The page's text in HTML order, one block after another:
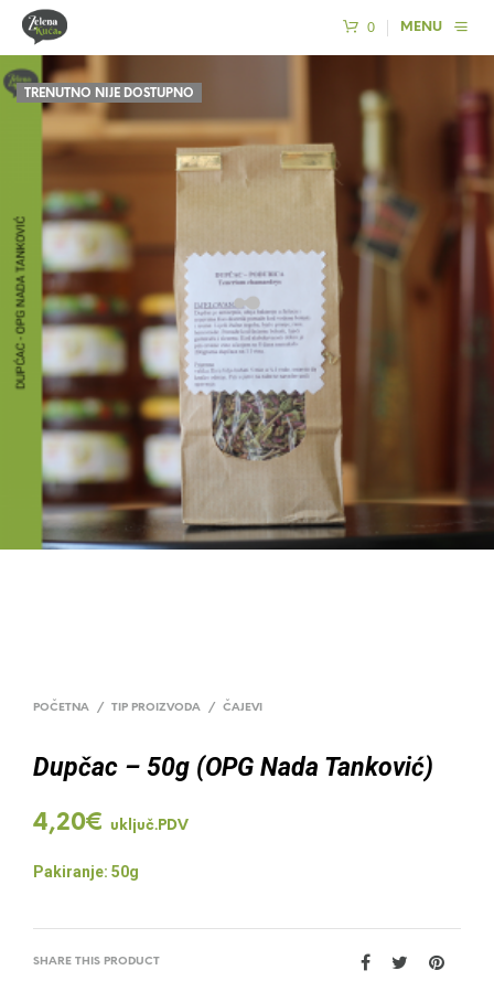
0 MENU
TRENUTNO NIJE DOSTUPNO
POČETNA / TIP PROIZVODA / ČAJEVI
Dupčac – 50g (OPG Nada Tanković)
4,20€ uključ.PDV
Pakiranje: 50g
SHARE THIS PRODUCT